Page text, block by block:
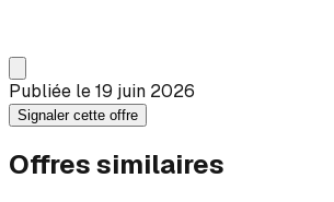
Publiée le19 juin 2026
Signaler cette offre
Offres similaires